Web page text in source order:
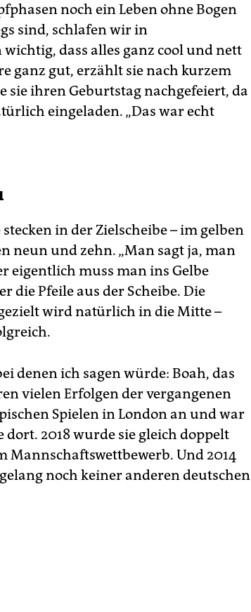
noch ein Leben ohne Bogen
sind, schlafen wir in
dass alles ganz cool und nett
ganz gut, erzählt sie nach kurzem
sie ihren Geburtstag nachgefeiert, da
eingeladen. „Das war echt
in der Zielscheibe – im gelben
neun und zehn. „Man sagt ja, man
eigentlich muss man ins Gelbe
die Pfeile aus der Scheibe. Die
wird natürlich in die Mitte –
denen ich sagen würde: Boah, das
vielen Erfolgen der vergangenen
Spielen in London an und war
2018 wurde sie gleich doppelt
Mannschaftswettbewerb. Und 2014
noch keiner anderen deutschen